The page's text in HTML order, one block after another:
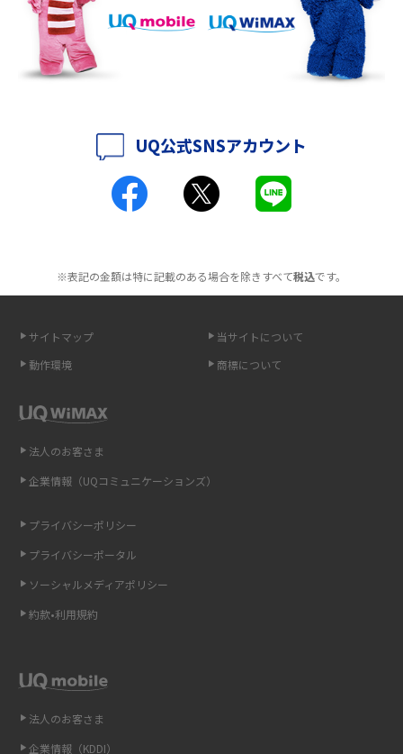
持ち運びできるポケット型Wi-Fiのおススメの選び方は？メリット・デメリ
ットも紹介
ポケット型Wi-Fiとは？通信の仕組みやメリット・デメリットを解説
工事不要！置くだけWi-Fiの特徴は？メリット・デメリットや選び方を解説
介
ポケット型Wi-Fi（モバイルWi-Fi）とは？おススメする方の特徴や選び方を
点も解説
ギガバイト（GB）とは？1GBの目安やギガが足りない時の対処法を紹介
Wi-Fi 6とは？Wi-Fi 5との違いやメリットと注意点、規格の種類も解説
光ファイバーとは？仕組みやメリット・デメリットを初心者向けにわかり
UQ公式SNSアカウント
※表記の金額は特に記載のある場合を除きすべて税込です。
サイトマップ
当サイトについて
動作環境
商標について
法人のお客さま
企業情報（KDDI）
法人のお客さま
企業情報（UQコミュニケーションズ）
プライバシーポリシー
プライバシーポータル
ソーシャルメディアポリシー
約款•利用規約